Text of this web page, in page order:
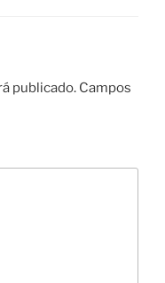
publicado. Campos